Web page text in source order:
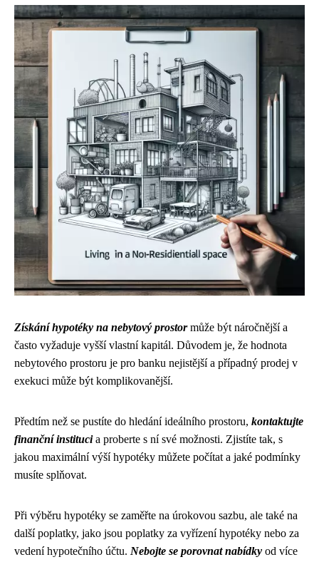
Získání hypotéky na nebytový prostormůže být náročnější a
často vyžaduje vyšší vlastní kapitál. Důvodem je, že hodnota
nebytového prostoru je pro banku nejistější a případný prodej v
exekuci může být komplikovanější.
Předtím než se pustíte do hledání ideálního prostoru, kontaktujte
finanční institucia proberte s ní své možnosti. Zjistíte tak, s
jakou maximální výší hypotéky můžete počítat a jaké podmínky
musíte splňovat.
Při výběru hypotéky se zaměřte na úrokovou sazbu, ale také na
další poplatky, jako jsou poplatky za vyřízení hypotéky nebo za
vedení hypotečního účtu. Nebojte se porovnat nabídky od více